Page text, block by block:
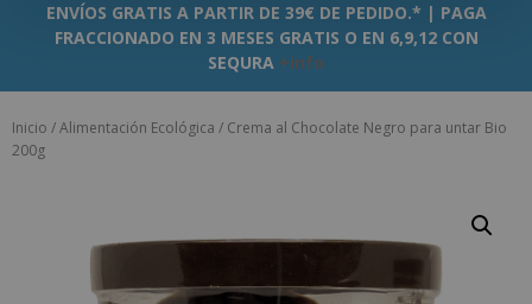
ENVÍOS GRATIS A PARTIR DE 39€ DE PEDIDO.* | PAGA
FRACCIONADO EN 3 MESES GRATIS O EN 6,9,12 CON
SEQURA +info
Inicio /Alimentación Ecológica / Crema al Chocolate Negro para untar Bio
200g